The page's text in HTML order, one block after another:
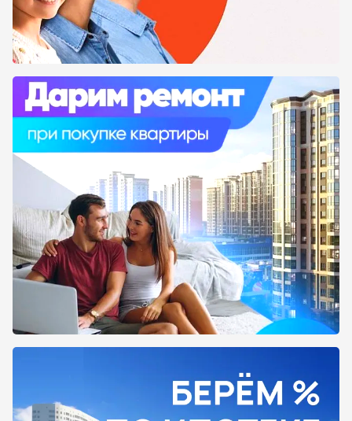
12-14% годовых. Может быть заключена на 12-
24 месяца (также зависит от срока сдачи
объекта). Первоначальный взнос должен
составлять от 20%.
Такой вариант оплаты удобен не только для
дольщиков, но и для застройщиков. Для
оформления рассрочки требуется
минимальный пакет документов,
первоначальный взнос. При этом человеку не
придется отдать свою квартиру в залог банку.
На нашем информационном портале МойЖК
вы можете ознакомиться со списками
новостроек, которые возможно взять в
рассрочку. Также могут быть указаны другие
способы оплаты: ипотека, военная ипотека,
материнский капитал. Вы можете подобрать
тот вариант, который будет удобен именно
вам. Если у вас остались вопросы, то вы
можете перейти на официальный сайт
застройщика и связаться со специалистами.
Или написать нашим менеджерам, для